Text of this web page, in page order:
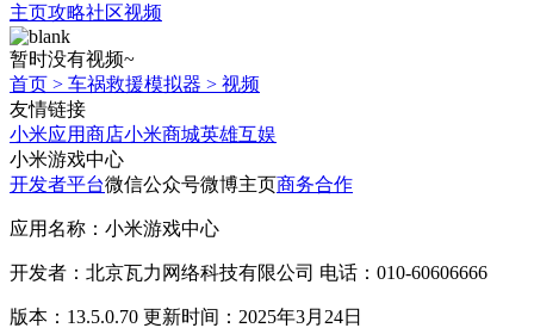
主页攻略社区视频
暂时没有视频~
首页 > 车祸救援模拟器 > 视频
友情链接
小米应用商店小米商城英雄互娱
小米游戏中心
开发者平台微信公众号微博主页商务合作
应用名称：小米游戏中心
开发者：北京瓦力网络科技有限公司 电话：010-60606666
版本：13.5.0.70 更新时间：2025年3月24日